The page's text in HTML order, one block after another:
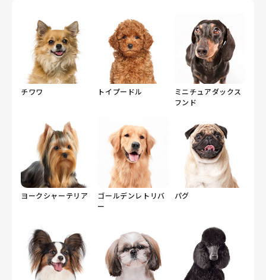
チワワ トイプードル
ミニチュアダックス
フンド
ヨークシャーテリア
ゴールデンレトリバ
ー
パグ